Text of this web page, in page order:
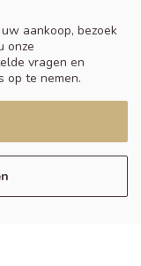
aankoop, bezoek
onze
vragen en
op te nemen.